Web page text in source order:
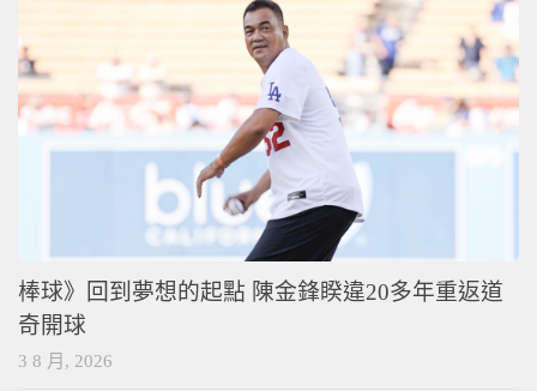
棒球》回到夢想的起點 陳金鋒睽違20多年重返道
奇開球
3 8 月, 2026